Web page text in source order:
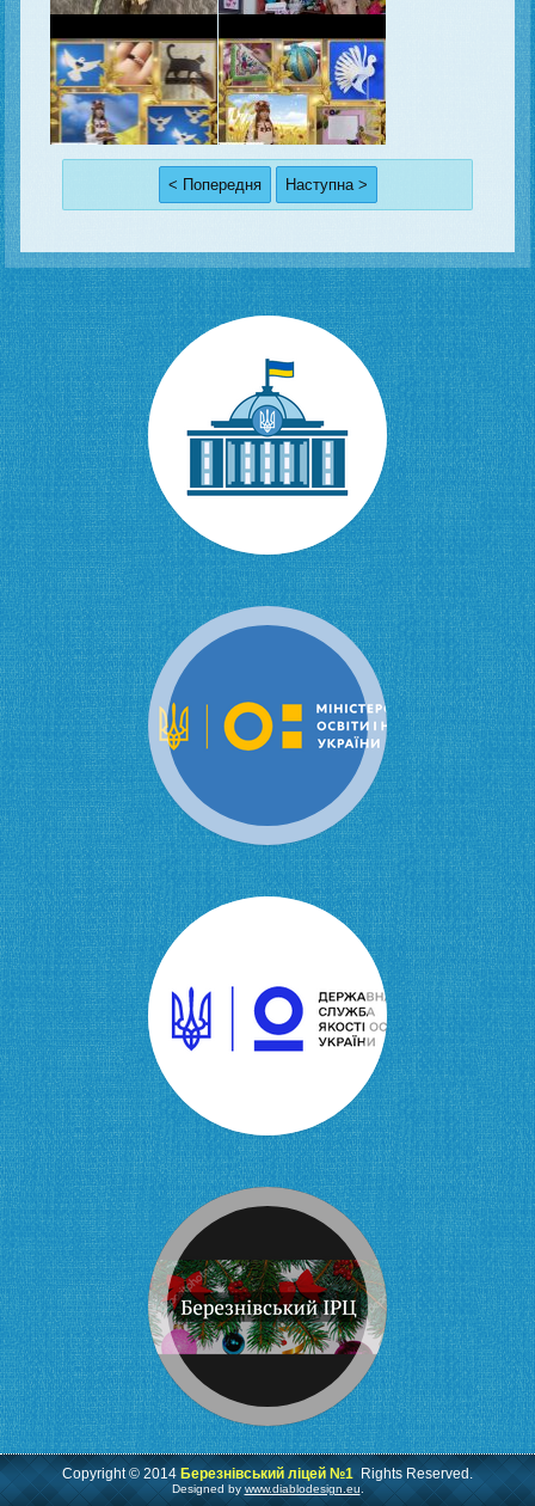
< Попередня Наступна >
Copyright © 2014 Березнівський ліцей №1 Rights Reserved.
Designed bywww.diablodesign.eu.